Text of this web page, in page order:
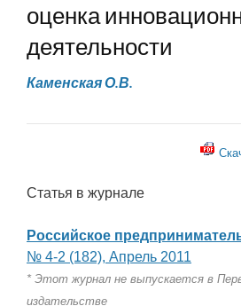
оценка
деятельности
Каменская О.В.
Статья в журнале
Российское
№ 4-2 (182), Апрель 2011
* Этот журнал не выпускается в
издательстве